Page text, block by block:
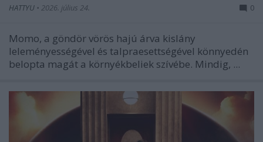
HATTYU • 2026. július 24. 0
Momo, a göndör vörös hajú árva kislány
leleményességével és talpraesettségével könnyedén
belopta magát a környékbeliek szívébe. Mindig, ...